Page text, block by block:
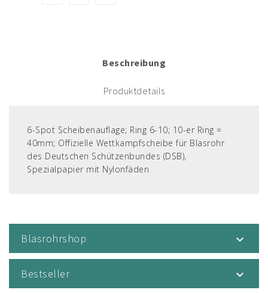
Beschreibung
Produktdetails
6-Spot Scheibenauflage; Ring 6-10; 10-er Ring =
40mm; Offizielle Wettkampfscheibe für Blasrohr
des Deutschen Schützenbundes (DSB),
Spezialpapier mit Nylonfäden
Blasrohrshop 
Bestseller 